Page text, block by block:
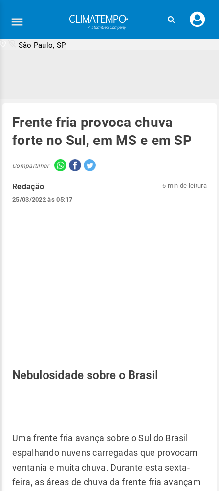
seu
São Paulo, SP
Frente fria provoca chuva
forte no Sul, em MS e em SP
Compartilhar
Redação
25/03/2022 às 05:17
6 min de leitura
Nebulosidade sobre o Brasil
Uma frente fria avança sobre o Sul do Brasil
espalhando nuvens carregadas que provocam
ventania e muita chuva. Durante esta sexta-
feira, as áreas de chuva da frente fria avançam